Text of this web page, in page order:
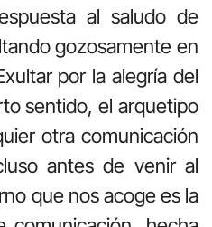
al saludo de
gozosamente en
por la alegría del
sentido, el arquetipo
otra comunicación
antes de venir al
que nos acoge es la